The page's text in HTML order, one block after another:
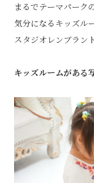
まるでテーマパーク
気分になるキッズル
スタジオレンブラン
キッズルームがある